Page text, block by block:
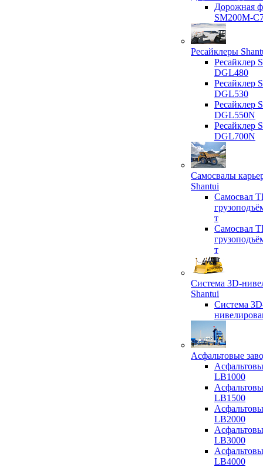
Дорожная
SM200M-
Ресайклеры
Ресайклер
DGL480
Ресайклер
DGL530
Ресайклер
DGL550N
Ресайклер
DGL700N
Самосвалы
Shantui
Самосвал
т
Самосвал
т
Система 3D-
Shantui
Система
Асфальтовые
LB1000
LB1500
LB2000
LB3000
LB4000